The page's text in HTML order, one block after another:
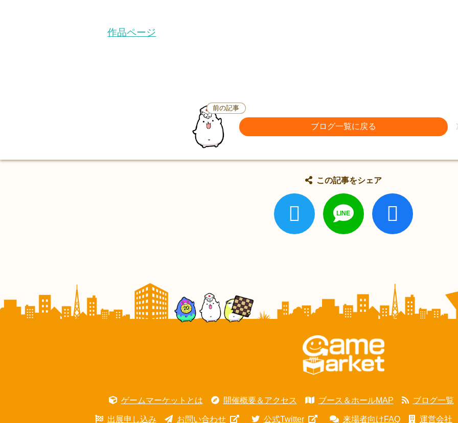
作品ページ
前の記事
ブログ一覧に戻る
この記事をシェア
ゲームマーケットとは 開催概要＆アクセス ブース＆ホールMAP ブログ一覧
出展申し込み お問い合わせ 公式Twitter 来場者向けFAQ 運営会社